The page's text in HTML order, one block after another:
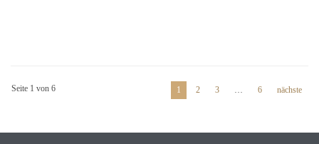
Seite 1 von 6 1 2 3 … 6 nächste